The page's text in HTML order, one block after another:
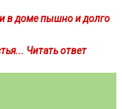
в доме пышно и долго
Читать ответ